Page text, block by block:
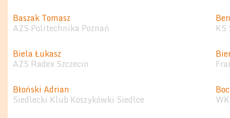
Baszak Tomasz
AZS Politechnika Poznań
Biela Łukasz
AZS Radex Szczecin
Błoński Adrian
Siedlecki Klub Koszykówki Siedlce